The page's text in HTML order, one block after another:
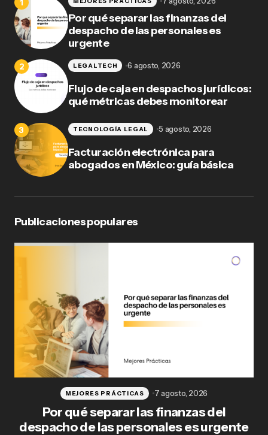
Por qué separar las finanzas del
despacho de las personales es
urgente
Flujo de caja en despachos jurídicos:
qué métricas debes monitorear
LEGALTECH 6 agosto, 2026
Facturación electrónica para
abogados en México: guía básica
TECNOLOGÍA LEGAL 5 agosto, 2026
Publicaciones populares
Por qué separar las finanzas del
despacho de las personales es urgente
MEJORES PRÁCTICAS 7 agosto, 2026